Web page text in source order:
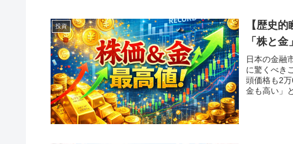
投資
【歴史
「株と
日本の金融
に驚くべき
頭価格も2
金も高い」